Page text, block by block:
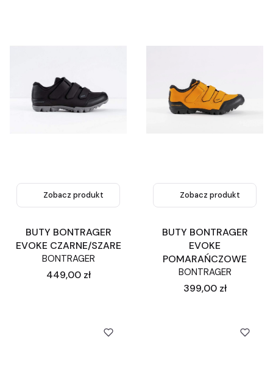
Zobacz produkt
BUTY BONTRAGER
EVOKE CZARNE/SZARE
BONTRAGER
Cena
449,00 zł
Zobacz produkt
BUTY BONTRAGER
EVOKE
POMARAŃCZOWE
BONTRAGER
Cena
399,00 zł